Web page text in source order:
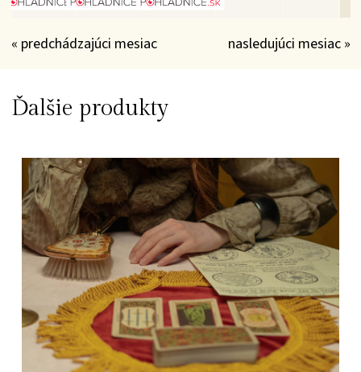
« predchádzajúci mesiac nasledujúci mesiac »
Ďalšie produkty